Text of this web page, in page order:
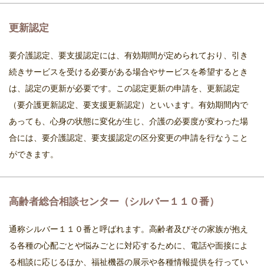
更新認定
要介護認定、要支援認定には、有効期間が定められており、引き
続きサービスを受ける必要がある場合やサービスを希望するとき
は、認定の更新が必要です。この認定更新の申請を、更新認定
（要介護更新認定、要支援更新認定）といいます。有効期間内で
あっても、心身の状態に変化が生じ、介護の必要度が変わった場
合には、要介護認定、要支援認定の区分変更の申請を行なうこと
ができます。
高齢者総合相談センター（シルバー１１０番）
通称シルバー１１０番と呼ばれます。高齢者及びその家族が抱え
る各種の心配ごとや悩みごとに対応するために、電話や面接によ
る相談に応じるほか、福祉機器の展示や各種情報提供を行ってい